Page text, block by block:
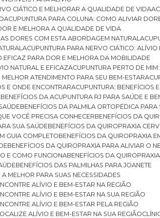
CIÁTICO E MELHORAR A QUALIDADE DE VIDA
ACUPUNTURA PARA COLUNA: COMO ALIVIAR
E MELHORA A QUALIDADE DE VIDA
DORES COM ESTA ABORDAGEM NATURAL
ACUPUNTURA PARA NERVO CIÁTICO:
EFICAZ PARA DOR E MELHORA DA MOBILIDADE
NATURAL E EFICAZ
ACUPUNTURA PERTO DE
MELHOR ATENDIMENTO PARA SEU BEM-ESTAR
E ONDE ENCONTRAR
ACUPUNTURA:
BENEFÍCIOS DA ACUPUNTURA RJ PARA SAÚDE E
BENEFÍCIOS DA PALMILA ORTOPÉDICA PARA
VOCÊ PRECISA CONHECER
BENEFÍCIOS DA
SUA SAÚDE
BENEFÍCIOS DA QUIROPRAXIA
GUIA COMPLETO
BENEFÍCIOS DA QUIROPRAXIA
BENEFÍCIOS DA QUIROPRAXIA PARA ALIVIAR O
E COMO FUNCIONA
BENEFÍCIOS DA
BENEFÍCIOS DAS PALMILHAS PARA JOANETE
MELHOR PARA SUAS NECESSIDADES
ALÍVIO E BEM-ESTAR NA REGIÃO
ALÍVIO E BEM-ESTAR NA SUA REGIÃO
ALÍVIO E BEM-ESTAR PELA REGIÃO
ALÍVIO E BEM-ESTAR NA SUA REGIÃO